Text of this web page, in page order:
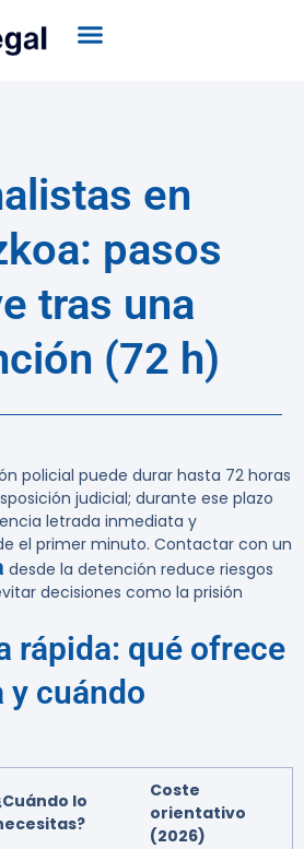
en
pasos
tras una
(72 h)
policial puede durar hasta 72 horas
judicial; durante ese plazo
letrada inmediata y
el primer minuto. Contactar con un
desde la detención reduce riesgos
decisiones como la prisión
rápida: qué ofrece
y cuándo
lo
Coste
orientativo
(2026)